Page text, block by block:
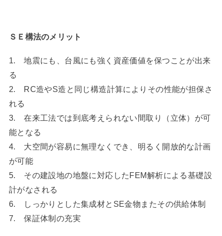
ＳＥ構法のメリット
1. 地震にも、台風にも強く資産価値を保つことが出来
る
2. RC造やS造と同じ構造計算によりその性能が担保さ
れる
3. 在来工法では到底考えられない間取り（立体）が可
能となる
4. 大空間が容易に無理なくでき、明るく開放的な計画
が可能
5. その建設地の地盤に対応したFEM解析による基礎設
計がなされる
6. しっかりとした集成材とSE金物またその供給体制
7. 保証体制の充実